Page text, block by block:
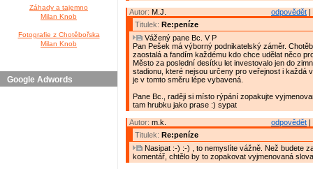
Záhady a tajemno
Milan Knob
Fotografie z Chotěbořska
Milan Knob
Google Adwords
odpovědět |
Autor: M.J.
Titulek: Re:peníze
Vážený pane Bc. V P
Pan Pešek má výborný podnikatelský záměr.
zaostalá a fandím každému kdo chce udělat něco
Město za poslední desítku let investovalo jen do
stadionu, které nejsou určeny pro veřejnost i každá
je v tomto směru lépe vybavená.
Pane Bc., raději si místo rýpání zopakujte
tam hrubku jako prase :) sypat
odpovědět |
Autor: m.k.
Titulek: Re:peníze
Nasipat :-) :-) , to nemyslíte vážně. Než budete
komentář, chtělo by to zopakovat vyjmenovaná